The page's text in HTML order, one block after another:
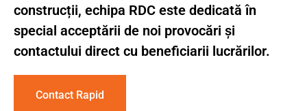
construcții, echipa RDC este dedicată în
special acceptării de noi provocări și
contactului direct cu beneficiarii lucrărilor.
Contact Rapid